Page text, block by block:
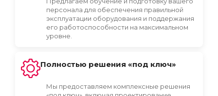
персонала для обеспечения правильной
эксплуатации оборудования и поддержания
его работоспособности на максимальном
уровне.
Полностью решения «под ключ»
Мы предоставляем комплексные решения